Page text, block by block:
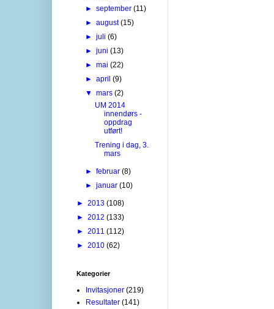
►september(11)
►august(15)
►juli(6)
►juni(13)
►mai(22)
►april(9)
▼mars(2)
UM 2014
innendørs -
oppdrag
utført!
Trening i dag, 3.
mars
►februar(8)
►januar(10)
► 2013 (108)
► 2012 (133)
► 2011 (112)
► 2010 (62)
Kategorier
Invitasjoner (219)
Resultater (141)